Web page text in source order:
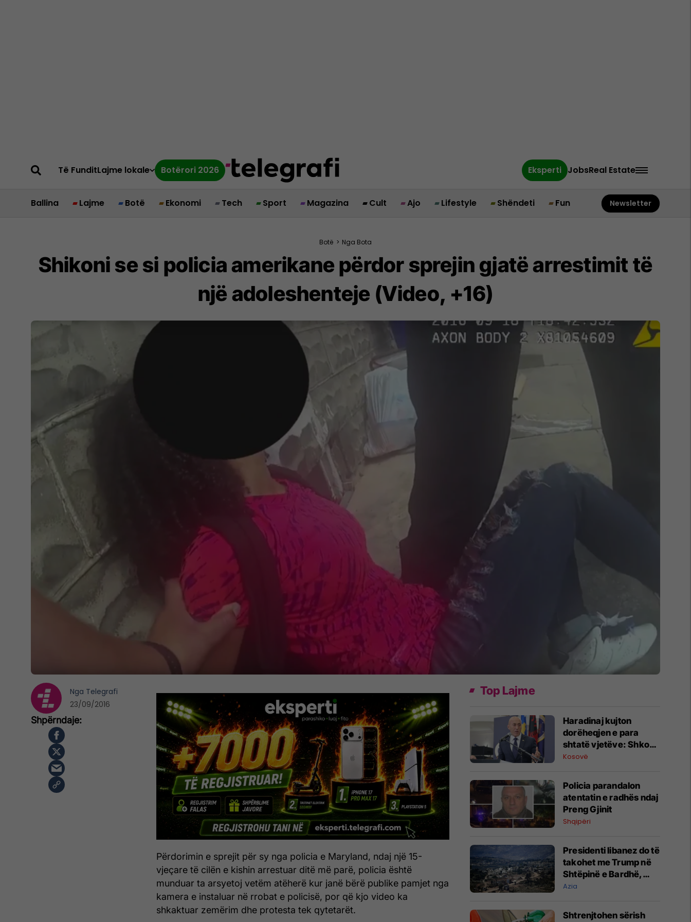
Të FunditLajme lokale Botërori 2026 Eksperti JobsReal Estate
Ballina Lajme Botë Ekonomi Tech Sport Magazina Cult Ajo Lifestyle Shëndeti Fun Newsletter
Botë > Nga Bota
Shikoni se si policia amerikane përdor sprejin gjatë arrestimit të
një adoleshenteje (Video, +16)
Përdorimin e sprejit për sy nga policia e Maryland, ndaj një 15-
vjeçare të cilën e kishin arrestuar ditë më parë, policia është
munduar ta arsyetoj vetëm atëherë kur janë bërë publike pamjet nga
kamera e instaluar në rrobat e policisë, por që kjo video ka
shkaktuar zemërim dhe protesta tek qytetarët.
Nga Telegrafi
23/09/2016
Top Lajme
Haradinaj kujton
dorëheqjen e para
shtatë vjetëve: Shkova
në Hagë si qytetar, jo si
Kosovë
Policia parandalon
atentatin e radhës ndaj
Preng Gjinit
Shqipëri
Presidenti libanez do të
takohet me Trump në
Shtëpinë e Bardhë,
duke shpresuar të
Izraelin
Azia
Shtrenjtohen sërish